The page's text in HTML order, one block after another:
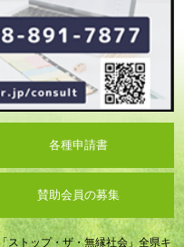
各種申請書
賛助会員の募集
ストップ・ザ・無縁社会」全県キ